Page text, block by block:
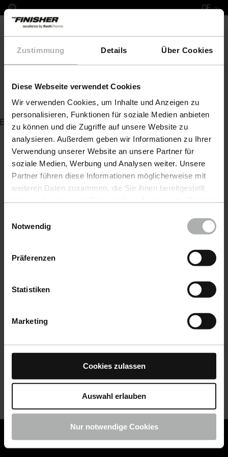
Zustimmung Details Über Cookies
Diese Webseite verwendet Cookies
Wir verwenden Cookies, um Inhalte und Anzeigen zu
personalisieren, Funktionen für soziale Medien anbieten
zu können und die Zugriffe auf unsere Website zu
analysieren. Außerdem geben wir Informationen zu Ihrer
Verwendung unserer Website an unsere Partner für
soziale Medien, Werbung und Analysen weiter. Unsere
Partner führen diese Informationen möglicherweise mit
weiteren Daten zusammen, die Sie ihnen bereitgestellt
Einstellungen zu den Cookies finden Sie unter
Notwendig
Präferenzen
Statistiken
Marketing
Cookies zulassen
Auswahl erlauben
Nur notwendige Cookies
DE
COLOURLOCK ist jetzt Teil von KochChemie -
COLOURLOCK Produkte shoppen
Hyper Dryer
Es wurde kein Artikel zu Ihrer Anfrage gefunden